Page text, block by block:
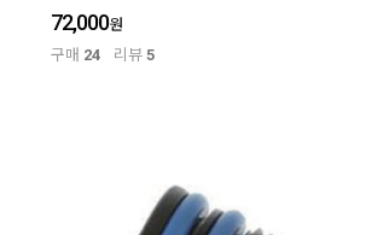
72,000원
구매 24 리뷰 5